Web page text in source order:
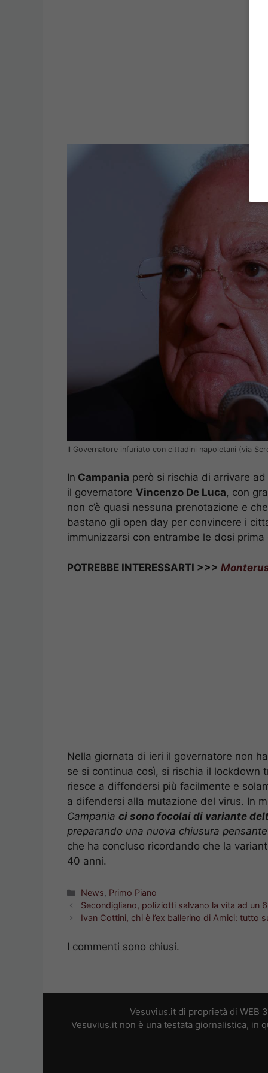
Il Governatore infuriato con cittadini napoletani (via
In Campania però si rischia di arrivare
il governatore Vincenzo De Luca, con
non c’è quasi nessuna prenotazione e
bastano gli open day per convincere i
immunizzarsi con entrambe le dosi
POTREBBE INTERESSARTI >>>
Nella giornata di ieri il governatore non
se si continua così, si rischia il
riesce a diffondersi più facilmente e
a difendersi alla mutazione del virus. In
Campania ci sono focolai di variante
preparando una nuova chiusura pensante
che ha concluso ricordando che la
40 anni.
Categorie
News, Primo Piano
Secondigliano, poliziotti salvano la vita ad un
Ivan Cottini, chi è l’ex ballerino di Amici: tutto
I commenti sono chiusi.
Vesuvius.it di proprietà di WEB
Vesuvius.it non è una testata giornalistica, in